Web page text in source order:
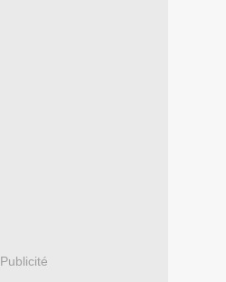
Publicité